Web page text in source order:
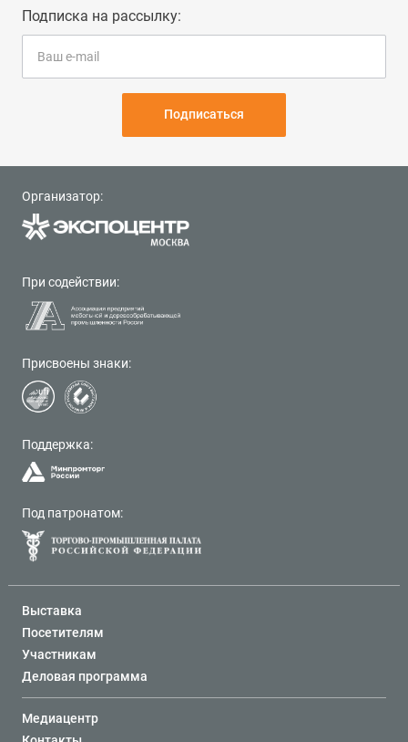
Подписка на рассылку:
Подписаться
Организатор:
При содействии:
Присвоены знаки:
Поддержка:
Под патронатом:
Выставка
Посетителям
Участникам
Деловая программа
Медиацентр